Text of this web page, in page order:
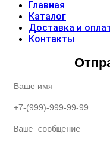
Главная
Каталог
Доставка и
Контакты